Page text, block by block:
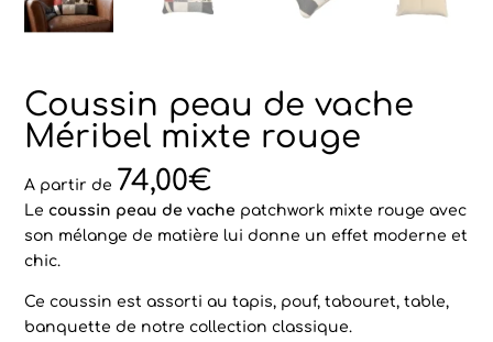
Coussin peau de vache
Méribel mixte rouge
A partir de 74,00€
Le coussin peau de vache patchwork mixte rouge avec
son mélange de matière lui donne un effet moderne et
chic.
Ce coussin est assorti au tapis, pouf, tabouret, table,
banquette de notre collection classique.